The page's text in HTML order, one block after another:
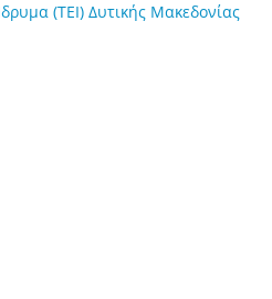
(ΤΕΙ) Δυτικής Μακεδονίας